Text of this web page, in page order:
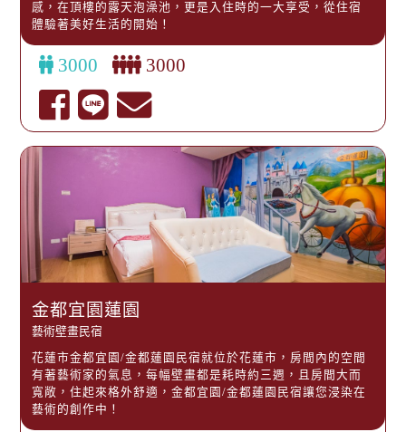
感，在頂樓的露天泡澡池，更是入住時的一大享受，從住宿
體驗著美好生活的開始！
3000 3000
金都宜園蓮園
藝術壁畫民宿
花蓮市金都宜園/金都蓮園民宿就位於花蓮市，房間內的空間
有著藝術家的氣息，每幅壁畫都是耗時約三週，且房間大而
寬敞，住起來格外舒適，金都宜園/金都蓮園民宿讓您浸染在
藝術的創作中！